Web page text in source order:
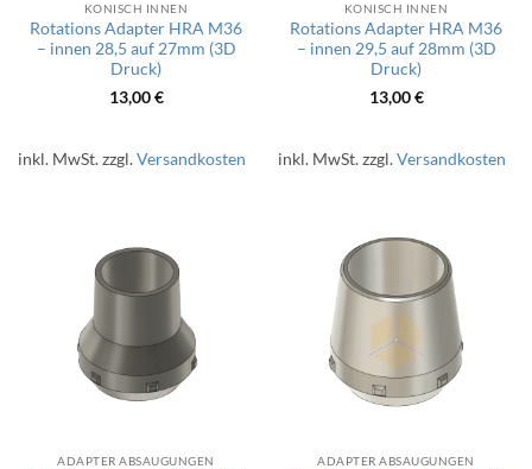
KONISCH INNEN
Rotations Adapter HRA M36
– innen 28,5 auf 27mm (3D
Druck)
13,00€
inkl. MwSt.zzgl.Versandkosten
KONISCH INNEN
Rotations Adapter HRA M36
– innen 29,5 auf 28mm (3D
Druck)
13,00€
inkl. MwSt.zzgl.Versandkosten
ADAPTER ABSAUGUNGEN ADAPTER ABSAUGUNGEN